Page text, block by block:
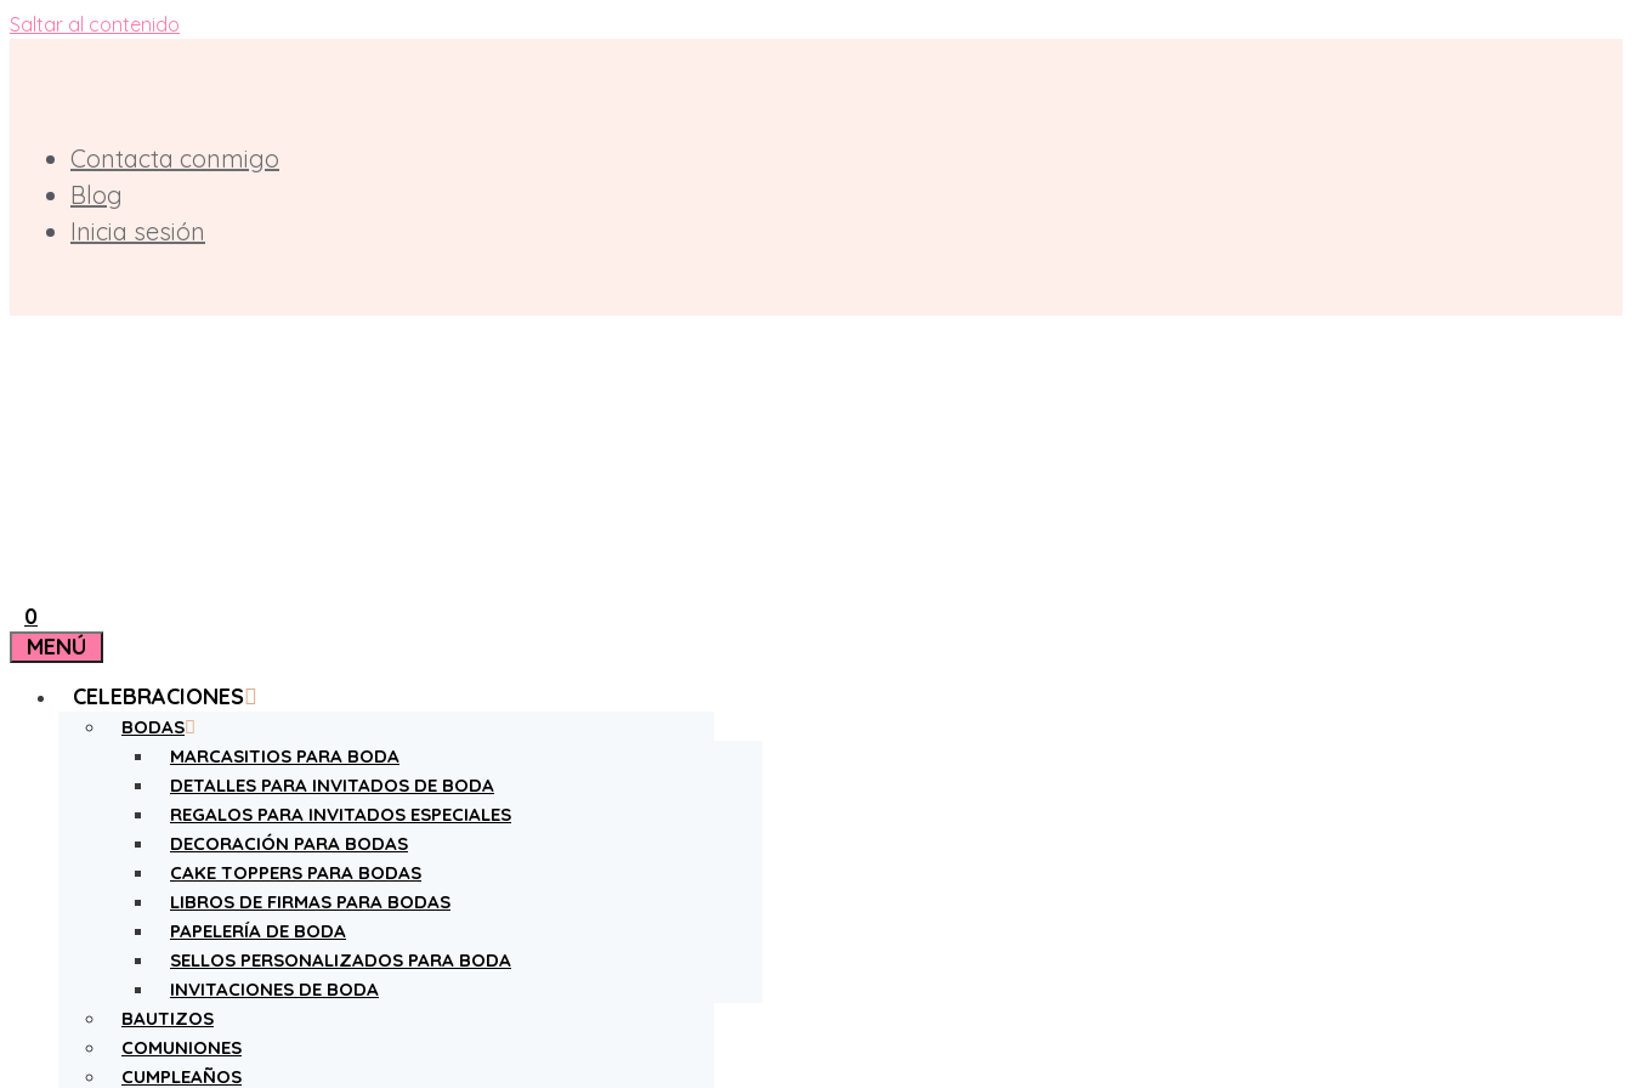
Saltar al contenido
Contacta conmigo
Blog
Inicia sesión
0
MENÚ
CELEBRACIONES
BODAS
MARCASITIOS PARA BODA
DETALLES PARA INVITADOS DE BODA
REGALOS PARA INVITADOS ESPECIALES
DECORACIÓN PARA BODAS
CAKE TOPPERS PARA BODAS
LIBROS DE FIRMAS PARA BODAS
PAPELERÍA DE BODA
SELLOS PERSONALIZADOS PARA BODA
INVITACIONES DE BODA
BAUTIZOS
COMUNIONES
CUMPLEAÑOS